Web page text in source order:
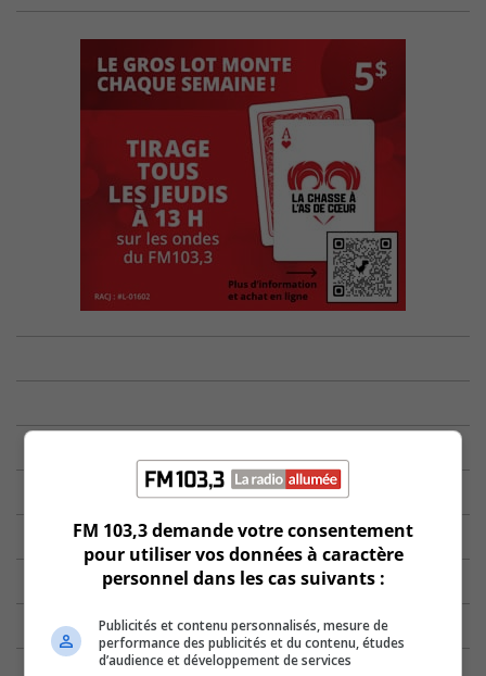
FM 103,3 demande votre consentement
pour utiliser vos données à caractère
personnel dans les cas suivants :
Publicités et contenu personnalisés, mesure de
performance des publicités et du contenu, études
d’audience et développement de services